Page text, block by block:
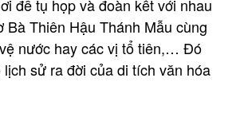
để tụ họp và đoàn kết với nhau
Bà Thiên Hậu Thánh Mẫu cùng
nước hay các vị tổ tiên,… Đó
sử ra đời của di tích văn hóa